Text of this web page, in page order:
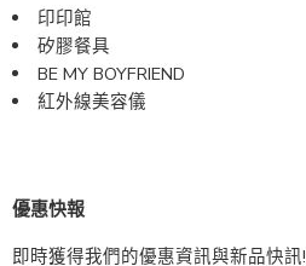
印印館
矽膠餐具
BE MY BOYFRIEND
紅外線美容儀
優惠快報
即時獲得我們的優惠資訊與新品快訊!